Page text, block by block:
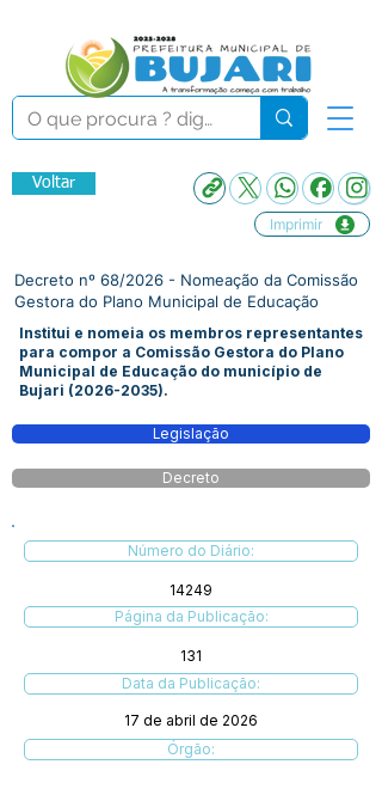
Voltar
Imprimir
Decreto nº 68/2026 - Nomeação da Comissão
Gestora do Plano Municipal de Educação
Institui e nomeia os membros representantes
para compor a Comissão Gestora do Plano
Municipal de Educação do município de
Bujari (2026-2035).
Legislação
Decreto
Número do Diário:
14249
Página da Publicação:
131
Data da Publicação:
17 de abril de 2026
Órgão: